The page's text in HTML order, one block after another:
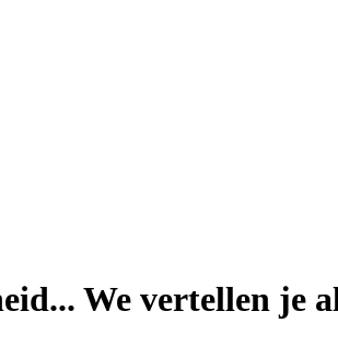
We vertellen je